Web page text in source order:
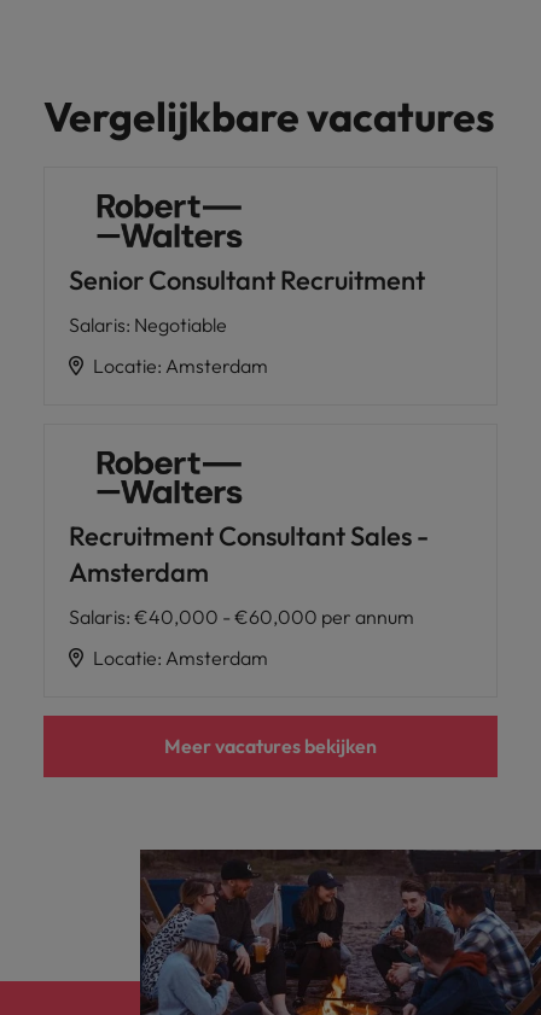
Vergelijkbare vacatures
Senior Consultant Recruitment
Salaris: Negotiable
Locatie: Amsterdam
Recruitment Consultant Sales -
Amsterdam
Salaris: €40,000 - €60,000 per annum
Locatie: Amsterdam
Meer vacatures bekijken